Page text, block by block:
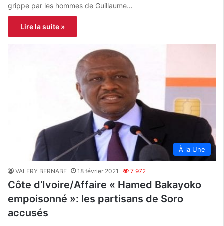
grippe par les hommes de Guillaume…
Lire la suite »
À la Une
VALERY BERNABE 18 février 2021 7 972
Côte d’Ivoire/Affaire « Hamed Bakayoko
empoisonné »: les partisans de Soro
accusés